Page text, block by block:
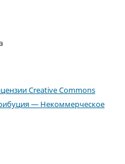
Creative Commons
— Некоммерческое